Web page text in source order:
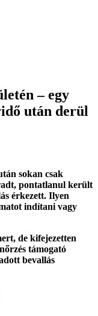
– egy
után derül
sokan csak
pontatlanul került
érkezett. Ilyen
indítani vagy
de kifejezetten
támogató
bevallás